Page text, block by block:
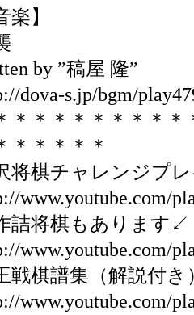
楽】
by ”稿屋 隆”
dova-s.jp/bgm/
＊＊＊＊＊＊＊＊
＊＊＊＊＊
将棋チャレンジプ
www.youtube.com/
詰将棋もあります↙
www.youtube.com/
戦棋譜集（解説付
www.youtube.com/